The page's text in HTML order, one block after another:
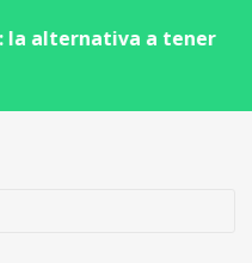
la alternativa a tener
social